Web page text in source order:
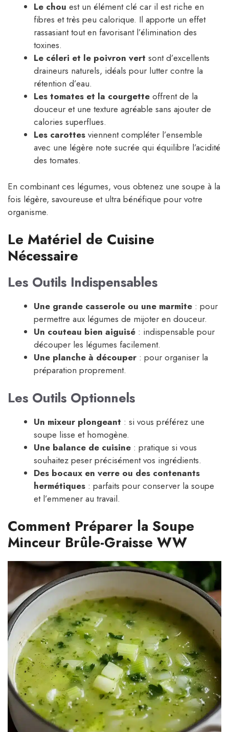
Le chou est un élément clé car il est riche en
fibres et très peu calorique. Il apporte un effet
rassasiant tout en favorisant l’élimination des
toxines.
Le céleri et le poivron vert sont d’excellents
draineurs naturels, idéals pour lutter contre la
rétention d’eau.
Les tomates et la courgette offrent de la
douceur et une texture agréable sans ajouter de
calories superflues.
Les carottes viennent compléter l’ensemble
avec une légère note sucrée qui équilibre l’acidité
des tomates.
En combinant ces légumes, vous obtenez une soupe à la
fois légère, savoureuse et ultra bénéfique pour votre
organisme.
Le Matériel de Cuisine
Nécessaire
Les Outils Indispensables
Une grande casserole ou une marmite : pour
permettre aux légumes de mijoter en douceur.
Un couteau bien aiguisé : indispensable pour
découper les légumes facilement.
Une planche à découper : pour organiser la
préparation proprement.
Les Outils Optionnels
Un mixeur plongeant : si vous préférez une
soupe lisse et homogène.
Une balance de cuisine : pratique si vous
souhaitez peser précisément vos ingrédients.
Des bocaux en verre ou des contenants
hermétiques : parfaits pour conserver la soupe
et l’emmener au travail.
Comment Préparer la Soupe
Minceur Brûle-Graisse WW